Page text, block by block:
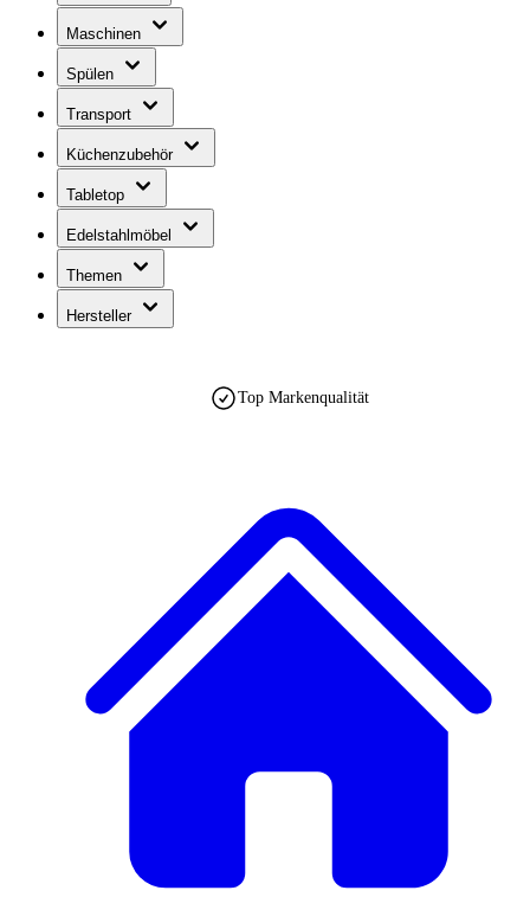
Maschinen
Spülen
Transport
Küchenzubehör
Tabletop
Edelstahlmöbel
Themen
Hersteller
Top Markenqualität